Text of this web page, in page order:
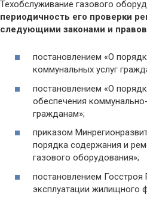
Техобслуживание газового
периодичность его проверки
следующими законами и
постановлением «О
коммунальных услуг
постановлением «О
обеспечения
гражданам»;
приказом
порядка содержания и
газового оборудования»;
постановлением
эксплуатации жилищного